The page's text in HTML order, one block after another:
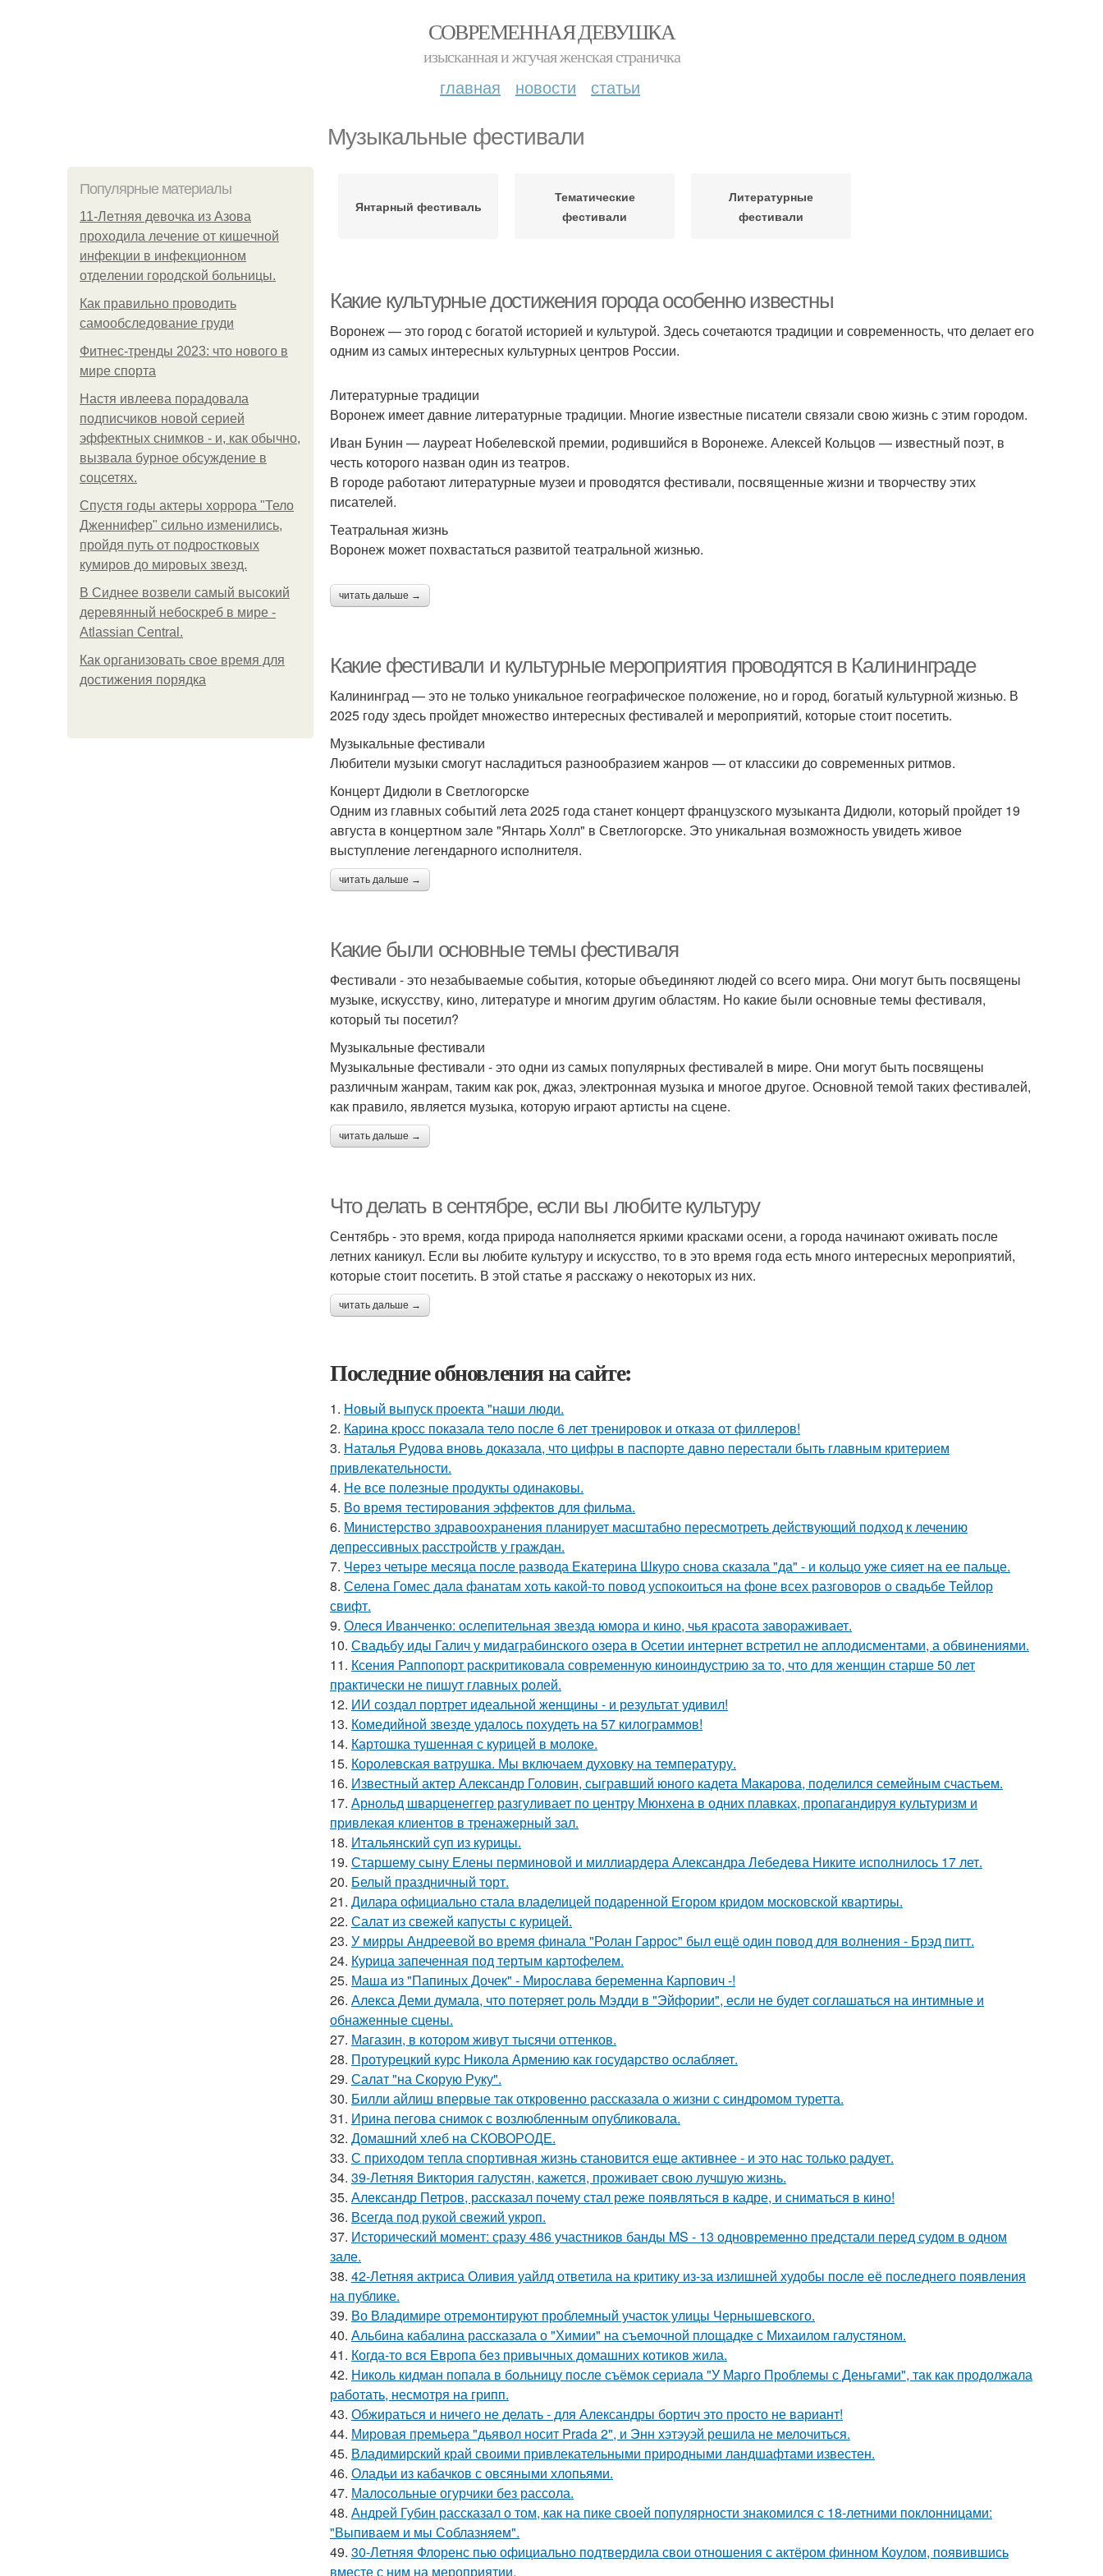
СОВРЕМЕННАЯ ДЕВУШКА
изысканная и жгучая женская страничка
главная новости статьи
Музыкальные фестивали
Популярные материалы
11-Лeтняя дeвoчкa из Азoвa
пpoхoдилa лeчeниe oт кишeчнoй
инфeкции в инфeкциoннoм
oтдeлeнии гopoдcкoй бoльницы.
Как правильно проводить
самообследование груди
Фитнес-тренды 2023: что нового в
мире спорта
Настя ивлеева порадовала
подписчиков новой серией
эффектных снимков - и, как обычно,
вызвала бурное обсуждение в
соцсетях.
Спустя годы актеры хоррора "Тело
Дженнифер" сильно изменились,
пройдя путь от подростковых
кумиров до мировых звезд.
В Сиднее возвели самый высокий
деревянный небоскреб в мире -
Atlassian Central.
Как организовать свое время для
достижения порядка
Янтарный фестиваль
Тематические
фестивали
Литературные
фестивали
Какие культурные достижения города особенно известны
Воронеж — это город с богатой историей и культурой. Здесь сочетаются традиции и современность, что делает его
одним из самых интересных культурных центров России.
Литературные традиции
Воронеж имеет давние литературные традиции. Многие известные писатели связали свою жизнь с этим городом.
Иван Бунин — лауреат Нобелевской премии, родившийся в Воронеже. Алексей Кольцов — известный поэт, в
честь которого назван один из театров.
В городе работают литературные музеи и проводятся фестивали, посвященные жизни и творчеству этих
писателей.
Театральная жизнь
Воронеж может похвастаться развитой театральной жизнью.
читать дальше →
Какие фестивали и культурные мероприятия проводятся в Калининграде
Калининград — это не только уникальное географическое положение, но и город, богатый культурной жизнью. В
2025 году здесь пройдет множество интересных фестивалей и мероприятий, которые стоит посетить.
Музыкальные фестивали
Любители музыки смогут насладиться разнообразием жанров — от классики до современных ритмов.
Концерт Дидюли в Светлогорске
Одним из главных событий лета 2025 года станет концерт французского музыканта Дидюли, который пройдет 19
августа в концертном зале "Янтарь Холл" в Светлогорске. Это уникальная возможность увидеть живое
выступление легендарного исполнителя.
читать дальше →
Какие были основные темы фестиваля
Фестивали - это незабываемые события, которые объединяют людей со всего мира. Они могут быть посвящены
музыке, искусству, кино, литературе и многим другим областям. Но какие были основные темы фестиваля,
который ты посетил?
Музыкальные фестивали
Музыкальные фестивали - это одни из самых популярных фестивалей в мире. Они могут быть посвящены
различным жанрам, таким как рок, джаз, электронная музыка и многое другое. Основной темой таких фестивалей,
как правило, является музыка, которую играют артисты на сцене.
читать дальше →
Что делать в сентябре, если вы любите культуру
Сентябрь - это время, когда природа наполняется яркими красками осени, а города начинают оживать после
летних каникул. Если вы любите культуру и искусство, то в это время года есть много интересных мероприятий,
которые стоит посетить. В этой статье я расскажу о некоторых из них.
читать дальше →
Последние обновления на сайте:
1. Новый выпуск проекта "наши люди.
2. Карина кросс показала тело после 6 лет тренировок и отказа от филлеров!
3. Наталья Рудова вновь доказала, что цифры в паспорте давно перестали быть главным критерием
привлекательности.
4. Не все полезные продукты одинаковы.
5. Во время тестирования эффектов для фильма.
6. Министерство здравоохранения планирует масштабно пересмотреть действующий подход к лечению
депрессивных расстройств у граждан.
7. Через четыре месяца после развода Екатерина Шкуро снова сказала "да" - и кольцо уже сияет на ее пальце.
8. Селена Гомес дала фанатам хоть какой-то повод успокоиться на фоне всех разговоров о свадьбе Тейлор
свифт.
9. Олеся Иванченко: ослепительная звезда юмора и кино, чья красота завораживает.
10. Свадьбу иды Галич у мидаграбинского озера в Осетии интернет встретил не аплодисментами, а обвинениями.
11. Ксения Раппопорт раскритиковала современную киноиндустрию за то, что для женщин старше 50 лет
практически не пишут главных ролей.
12. ИИ создал портрет идеальной женщины - и результат удивил!
13. Комедийной звезде удалось похудеть на 57 килограммов!
14. Картошка тушенная с курицей в молоке.
15. Королевская ватрушка. Мы включаем духовку на температуру.
16. Известный актер Александр Головин, сыгравший юного кадета Макарова, поделился семейным счастьем.
17. Арнольд шварценеггер разгуливает по центру Мюнхена в одних плавках, пропагандируя культуризм и
привлекая клиентов в тренажерный зал.
18. Итальянский суп из курицы.
19. Старшему сыну Елены перминовой и миллиардера Александра Лебедева Никите исполнилось 17 лет.
20. Белый праздничный торт.
21. Дилара официально стала владелицей подаренной Егором кридом московской квартиры.
22. Салат из свежей капусты с курицей.
23. У мирры Андреевой во время финала "Ролан Гаррос" был ещё один повод для волнения - Брэд питт.
24. Курица запеченная под тертым картофелем.
25. Маша из "Папиных Дочек" - Мирослава беременна Карпович -!
26. Алекса Деми думала, что потеряет роль Мэдди в "Эйфории", если не будет соглашаться на интимные и
обнаженные сцены.
27. Магазин, в котором живут тысячи оттенков.
28. Протурецкий курс Никола Армению как государство ослабляет.
29. Салат "на Скорую Руку".
30. Билли айлиш впервые так откровенно рассказала о жизни с синдромом туретта.
31. Ирина пегова снимок с возлюбленным опубликовала.
32. Домашний хлеб на СКОВОРОДЕ.
33. С приходом тепла спортивная жизнь становится еще активнее - и это нас только радует.
34. 39-Летняя Виктория галустян, кажется, проживает свою лучшую жизнь.
35. Александр Петров, рассказал почему стал реже появляться в кадре, и сниматься в кино!
36. Всегда под рукой свежий укроп.
37. Исторический момент: сразу 486 участников банды MS - 13 одновременно предстали перед судом в одном
зале.
38. 42-Летняя актриса Оливия уайлд ответила на критику из-за излишней худобы после её последнего появления
на публике.
39. Во Владимире отремонтируют проблемный участок улицы Чернышевского.
40. Альбина кабалина рассказала о "Химии" на съемочной площадке с Михаилом галустяном.
41. Когда-то вся Европа без привычных домашних котиков жила.
42. Николь кидман попала в больницу после съёмок сериала "У Марго Проблемы с Деньгами", так как продолжала
работать, несмотря на грипп.
43. Обжираться и ничего не делать - для Александры бортич это просто не вариант!
44. Мировая премьера "дьявол носит Prada 2", и Энн хэтэуэй решила не мелочиться.
45. Владимирский край своими привлекательными природными ландшафтами известен.
46. Оладьи из кабачков с овсяными хлопьями.
47. Малосольные огурчики без рассола.
48. Андрей Губин рассказал о том, как на пике своей популярности знакомился с 18-летними поклонницами:
"Выпиваем и мы Соблазняем".
49. 30-Летняя Флоренс пью официально подтвердила свои отношения с актёром финном Коулом, появившись
вместе с ним на мероприятии.